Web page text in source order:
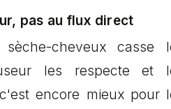
pas au flux direct
cheveux casse
les respecte et
encore mieux pour